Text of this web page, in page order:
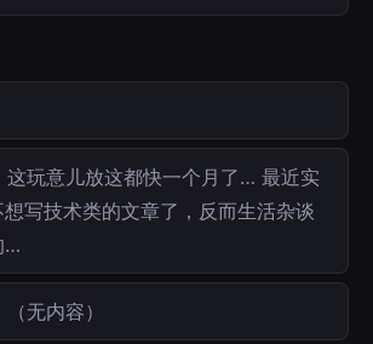
这玩意儿放这都快一个月了… 最近实
想写技术类的文章了，反而生活杂谈
…
（无内容）